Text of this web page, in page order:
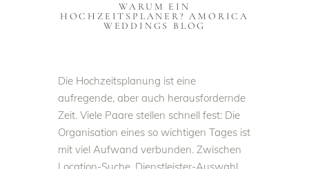
WARUM EIN
HOCHZEITSPLANER? AMORICA
WEDDINGS BLOG
Die Hochzeitsplanung ist eine
aufregende, aber auch herausfordernde
Zeit. Viele Paare stellen schnell fest: Die
Organisation eines so wichtigen Tages ist
mit viel Aufwand verbunden. Zwischen